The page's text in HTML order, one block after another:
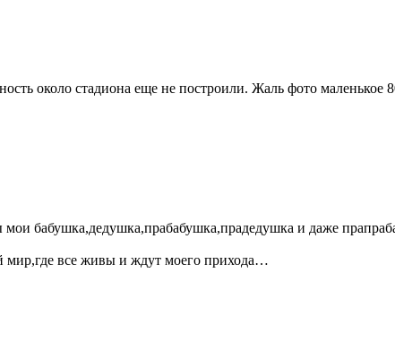
около стадиона еще не построили. Жаль фото маленькое
бабушка,дедушка,прабабушка,прадедушка и даже
все живы и ждут моего прихода…